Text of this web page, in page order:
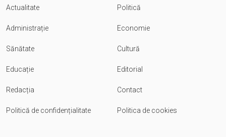
Actualitate Politică
Administrație Economie
Sănătate Cultură
Educație Editorial
Redacția Contact
Politică de confidențialitate Politica de cookies